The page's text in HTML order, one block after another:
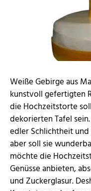
Weiße Gebirge aus
kunstvoll gefertigten
die Hochzeitstorte
dekorierten Tafel
edler Schlichtheit
aber soll sie
möchte die
Genüsse anbieten,
und Zuckerglasur.